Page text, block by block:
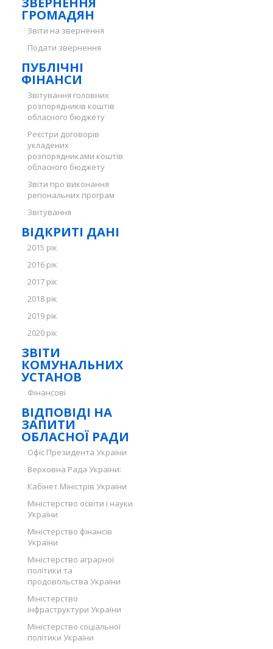
ГРОМАДЯН
Звіти на звернення
Подати звернення
ПУБЛІЧНІ
ФІНАНСИ
Звітування головних
розпорядників коштів
обласного бюджету
Реєстри договорів
укладених
розпорядниками коштів
обласного бюджету
Звіти про виконання
регіональних програм
Звітування
ВІДКРИТІ ДАНІ
2015 рік
2016 рік
2017 рік
2018 рік
2019 рік
2020 рік
ЗВІТИ
КОМУНАЛЬНИХ
УСТАНОВ
Фінансові
ВІДПОВІДІ НА
ЗАПИТИ
ОБЛАСНОЇ РАДИ
Офіс Президента України
Верховна Рада України:
Кабінет Міністрів України
Міністерство освіти і науки
України
Міністерство фінансів
України
Міністерство аграрної
політики та
продовольства України
Міністерство
інфраструктури України
Міністерство соціальної
політики України